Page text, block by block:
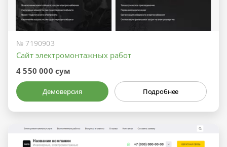
№ 7190903
Сайт электромонтажных работ
4 550 000 сум
Демоверсия Подробнее